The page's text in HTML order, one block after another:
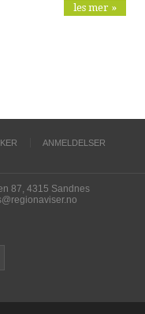
les mer »
ANMELDELSER
87, 4315 Sandnes